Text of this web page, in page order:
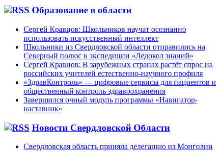
Образование в области
Сергей Кравцов: Школьников научат осознанно
использовать искусственный интеллект
Школьники из Свердловской области отправились на
Северный полюс в экспедиции «Ледокол знаний»
Сергей Кравцов: В зарубежных странах растёт спрос на
российских учителей естественно-научного профиля
«ЗдравКонтроль» — цифровые сервисы для пациентов и
общественный контроль здравоохранения
Завершился очный модуль программы «Навигатор-
наставник»
Новости Свердловской Области
Свердловская область приняла делегацию из Монголии